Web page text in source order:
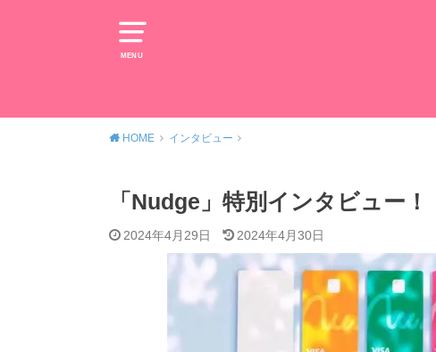
MENU
HOME インタビュー
「Nudge」特別インタビュー！
2024年4月29日 2024年4月30日